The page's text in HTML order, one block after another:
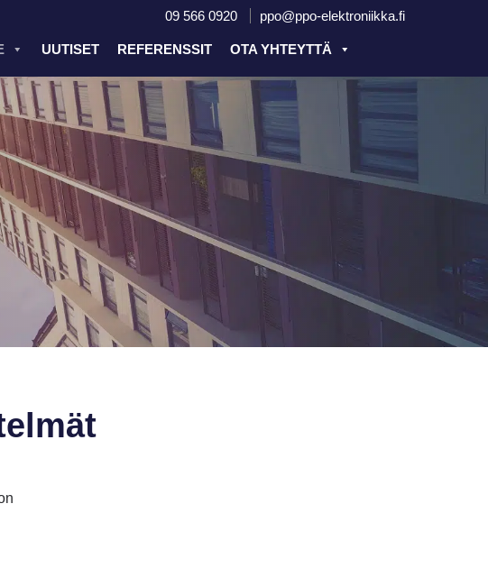
09 566 0920 ppo@ppo-elektroniikka.fi
UUTISET REFERENSSIT OTA YHTEYTTÄ